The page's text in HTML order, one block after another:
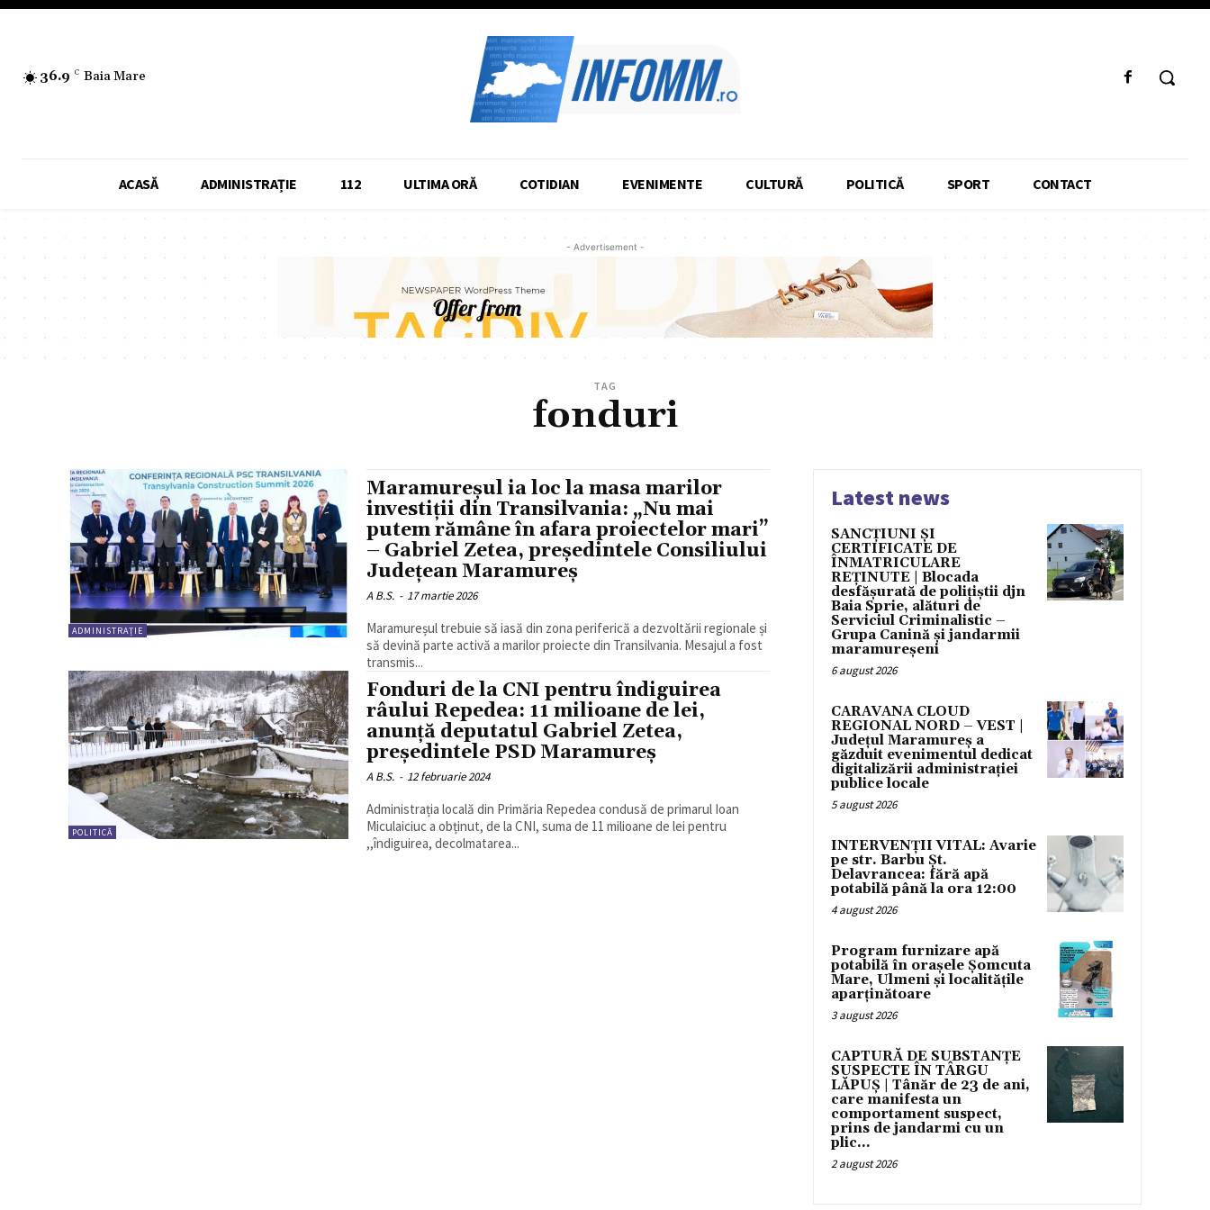
36.9 C Baia Mare
ACASĂ ADMINISTRAȚIE 112 ULTIMA ORĂ COTIDIAN EVENIMENTE CULTURĂ POLITICĂ SPORT CONTACT
- Advertisement -
TAG
fonduri
ADMINISTRAȚIE
Maramureșul ia loc la masa marilor
investiții din Transilvania: „Nu mai
putem rămâne în afara proiectelor mari”
– Gabriel Zetea, președintele Consiliului
Județean Maramureș
A B.S. - 17 martie 2026
Maramureșul trebuie să iasă din zona periferică a dezvoltării regionale și
să devină parte activă a marilor proiecte din Transilvania. Mesajul a fost
transmis...
POLITICĂ
Fonduri de la CNI pentru îndiguirea
râului Repedea: 11 milioane de lei,
anunță deputatul Gabriel Zetea,
președintele PSD Maramureș
A B.S. - 12 februarie 2024
Administrația locală din Primăria Repedea condusă de primarul Ioan
Miculaiciuc a obținut, de la CNI, suma de 11 milioane de lei pentru
,,îndiguirea, decolmatarea...
Latest news
SANCȚIUNI ȘI
CERTIFICATE DE
ÎNMATRICULARE
REȚINUTE | Blocada
desfășurată de polițiștii djn
Baia Sprie, alături de
Serviciul Criminalistic –
Grupa Canină și jandarmii
maramureșeni
6 august 2026
CARAVANA CLOUD
REGIONAL NORD – VEST |
Județul Maramureș a
găzduit evenimentul dedicat
digitalizării administrației
publice locale
5 august 2026
INTERVENȚII VITAL: Avarie
pe str. Barbu Șt.
Delavrancea: fără apă
potabilă până la ora 12:00
4 august 2026
Program furnizare apă
potabilă în orașele Șomcuta
Mare, Ulmeni și localitățile
aparținătoare
3 august 2026
CAPTURĂ DE SUBSTANȚE
SUSPECTE ÎN TÂRGU
LĂPUȘ | Tânăr de 23 de ani,
care manifesta un
comportament suspect,
prins de jandarmi cu un
plic...
2 august 2026